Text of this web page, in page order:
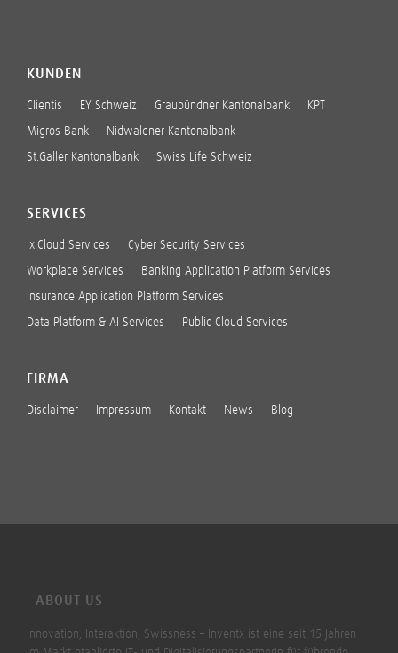
KUNDEN
Clientis EY Schweiz Graubündner Kantonalbank KPT
Migros Bank Nidwaldner Kantonalbank
St.Galler Kantonalbank Swiss Life Schweiz
SERVICES
ix.Cloud Services Cyber Security Services
Workplace Services Banking Application Platform Services
Insurance Application Platform Services
Data Platform & AI Services Public Cloud Services
FIRMA
Disclaimer Impressum Kontakt News Blog
ABOUT US
Innovation, Interaktion, Swissness – Inventx ist eine seit 15 Jahren